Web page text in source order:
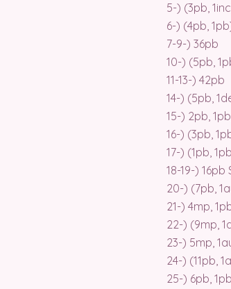
5-) (3pb,
6-) (4pb,
7-9-) 36pb
10-) (5pb,
11-13-) 42pb
14-) (5pb,
15-) 2pb,
16-) (3pb,
17-) (1pb,
18-19-)
20-) (7pb,
21-) 4mp,
22-) (9mp,
23-) 5mp,
24-) (11pb,
25-) 6pb,